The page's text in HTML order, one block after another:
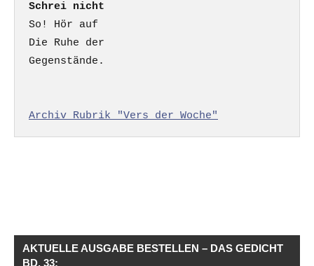
Schrei nicht
So! Hör auf
Die Ruhe der
Gegenstände.
Archiv Rubrik "Vers der Woche"
AKTUELLE AUSGABE BESTELLEN – DAS GEDICHT
BD. 33: